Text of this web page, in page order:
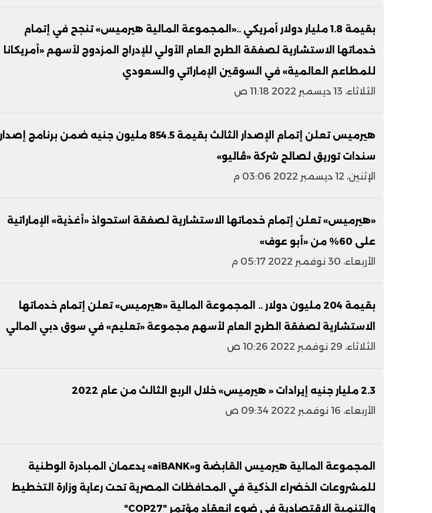
بقيمة 1.8 مليار دولار أمريكي ..«المجموعة المالية هيرميس» تنجح في إتمام
خدماتها الاستشارية لصفقة الطرح العام الأولي للإدراج المزدوج لأسهم «أمريكانا
للمطاعم العالمية» في السوقين الإماراتي والسعودي
الثلاثاء، 13 ديسمبر 2022 11:18 ص
هيرميس تعلن إتمام الإصدار الثالث بقيمة 854.5 مليون جنيه ضمن برنامج إصدار
سندات توريق لصالح شركة «ڤاليو»
الإثنين، 12 ديسمبر 2022 03:06 م
«هيرميس» تعلن إتمام خدماتها الاستشارية لصفقة استحواذ «أغذية» الإماراتية
على 60% من «أبو عوف»
الأربعاء، 30 نوفمبر 2022 05:17 م
بقيمة 204 مليون دولار .. المجموعة المالية «هيرميس» تعلن إتمام خدماتها
الاستشارية لصفقة الطرح العام لأسهم مجموعة «تعليم» في سوق دبي المالي
الثلاثاء، 29 نوفمبر 2022 10:26 ص
2.3 مليار جنيه إيرادات « هيرميس» خلال الربع الثالث من عام 2022
الأربعاء، 16 نوفمبر 2022 09:34 ص
المجموعة المالية هيرميس القابضة و«aiBANK» يدعمان المبادرة الوطنية
للمشروعات الخضراء الذكية في المحافظات المصرية تحت رعاية وزارة التخطيط
والتنمية الاقتصادية في ضوء انعقاد مؤتمر "COP27"